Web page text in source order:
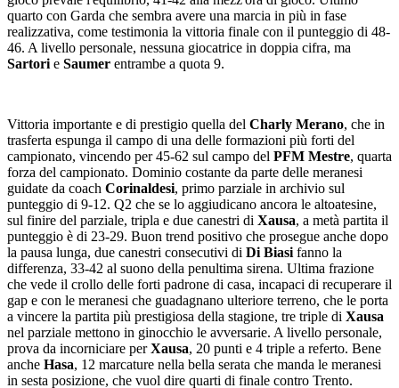
quarto con Garda che sembra avere una marcia in più in fase
realizzativa, come testimonia la vittoria finale con il punteggio di 48-
46. A livello personale, nessuna giocatrice in doppia cifra, ma
Sartori e Saumer entrambe a quota 9.
Vittoria importante e di prestigio quella del Charly Merano, che in
trasferta espunga il campo di una delle formazioni più forti del
campionato, vincendo per 45-62 sul campo del PFM Mestre, quarta
forza del campionato. Dominio costante da parte delle meranesi
guidate da coach Corinaldesi, primo parziale in archivio sul
punteggio di 9-12. Q2 che se lo aggiudicano ancora le altoatesine,
sul finire del parziale, tripla e due canestri di Xausa, a metà partita il
punteggio è di 23-29. Buon trend positivo che prosegue anche dopo
la pausa lunga, due canestri consecutivi di Di Biasi fanno la
differenza, 33-42 al suono della penultima sirena. Ultima frazione
che vede il crollo delle forti padrone di casa, incapaci di recuperare il
gap e con le meranesi che guadagnano ulteriore terreno, che le porta
a vincere la partita più prestigiosa della stagione, tre triple di Xausa
nel parziale mettono in ginocchio le avversarie. A livello personale,
prova da incorniciare perXausa, 20 punti e 4 triple a referto. Bene
anche Hasa, 12 marcature nella bella serata che manda le meranesi
in sesta posizione, che vuol dire quarti di finale contro Trento.